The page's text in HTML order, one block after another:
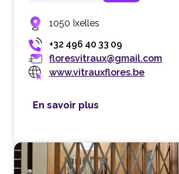
1050 Ixelles
+32 496 40 33 09
floresvitraux@gmail.com
www.vitrauxflores.be
En savoir plus
Atelier Flores